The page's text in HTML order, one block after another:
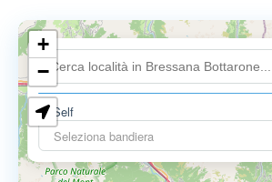
Self
Seleziona bandiera
0.899 €
+
−